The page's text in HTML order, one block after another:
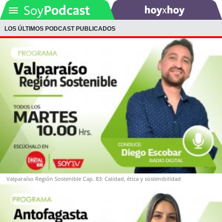
SOYTV
Podcast
Actualidad
Entretención
Economía
Deportes
Tecnología
LOS ÚLTIMOS PODCAST PUBLICADOS
Valparaíso Región Sostenible Cap. 83: Calidad, ética y sostenibilidad